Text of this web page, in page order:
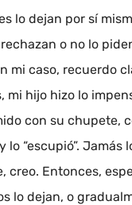
lo dejan por sí
o no lo
mi caso, recuerdo
mi hijo hizo lo
con su chupete,
lo “escupió”. Jamás
creo. Entonces,
lo dejan, o